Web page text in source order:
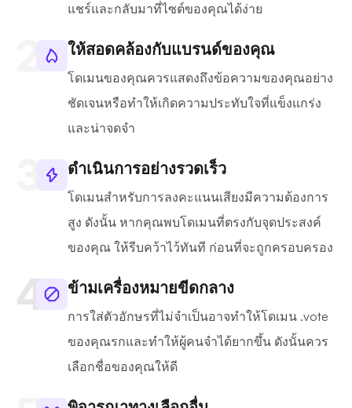
แชร์และกลับมาที่ไซต์ของคุณได้ง่าย
ให้สอดคล้องกับแบรนด์ของคุณ
โดเมนของคุณควรแสดงถึงข้อความของคุณอย่าง
ชัดเจนหรือทำให้เกิดความประทับใจที่แข็งแกร่ง
และน่าจดจำ
ดำเนินการอย่างรวดเร็ว
โดเมนสำหรับการลงคะแนนเสียงมีความต้องการ
สูง ดังนั้น หากคุณพบโดเมนที่ตรงกับจุดประสงค์
ของคุณ ให้รีบคว้าไว้ทันที ก่อนที่จะถูกครอบครอง
ข้ามเครื่องหมายขีดกลาง
การใส่ตัวอักษรที่ไม่จำเป็นอาจทำให้โดเมน .vote
ของคุณรกและทำให้ผู้คนจำได้ยากขึ้น ดังนั้นควร
เลือกชื่อของคุณให้ดี